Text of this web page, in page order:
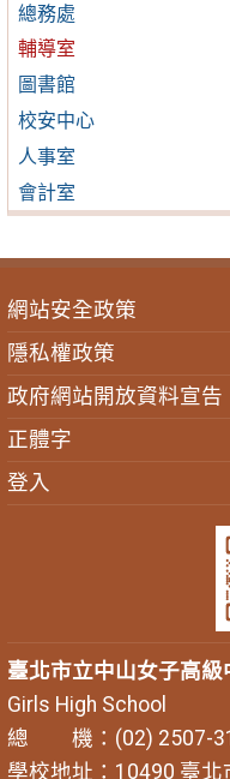
總務處
輔導室
圖書館
校安中心
人事室
會計室
網站安全政策
隱私權政策
政府網站開放資料宣告
正體字
登入
臺北市立中山女子高級
Girls High School
總 機：(02) 2507-
學校地址：10490 臺